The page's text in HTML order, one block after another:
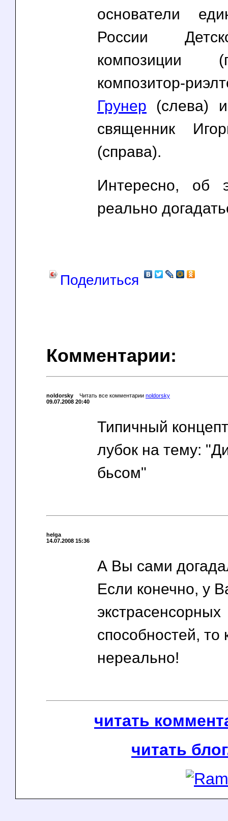
основатели
России
композиции
композитор-
Грунер (слева)
священник
(справа).
Интересно, об
реально
Поделиться
Комментарии:
noldorsky Читать все комментарии noldorsky
09.07.2008 20:40
Типичный
лубок на тему:
бьсом"
helga
14.07.2008 15:36
А Вы сами
Если конечно, у
экстрасенсорных
способностей, то
нереально!
читать
читать